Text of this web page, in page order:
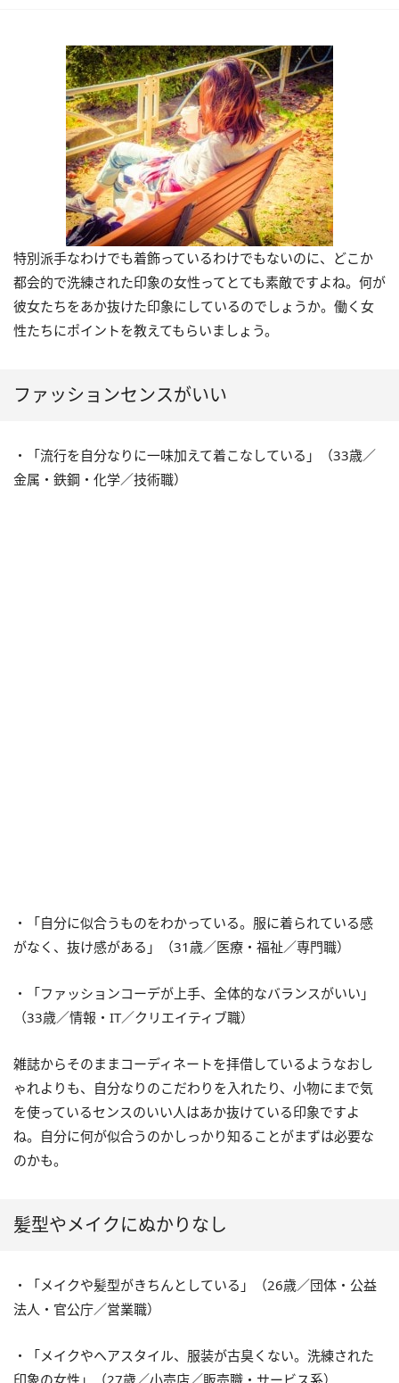
特別派手なわけでも着飾っているわけでもないのに、どこか
都会的で洗練された印象の女性ってとても素敵ですよね。何が
彼女たちをあか抜けた印象にしているのでしょうか。働く女
性たちにポイントを教えてもらいましょう。
ファッションセンスがいい
・「流行を自分なりに一味加えて着こなしている」（33歳／
金属・鉄鋼・化学／技術職）
・「自分に似合うものをわかっている。服に着られている感
がなく、抜け感がある」（31歳／医療・福祉／専門職）
・「ファッションコーデが上手、全体的なバランスがいい」
（33歳／情報・IT／クリエイティブ職）
雑誌からそのままコーディネートを拝借しているようなおし
ゃれよりも、自分なりのこだわりを入れたり、小物にまで気
を使っているセンスのいい人はあか抜けている印象ですよ
ね。自分に何が似合うのかしっかり知ることがまずは必要な
のかも。
髪型やメイクにぬかりなし
・「メイクや髪型がきちんとしている」（26歳／団体・公益
法人・官公庁／営業職）
・「メイクやヘアスタイル、服装が古臭くない。洗練された
印象の女性」（27歳／小売店／販売職・サービス系）